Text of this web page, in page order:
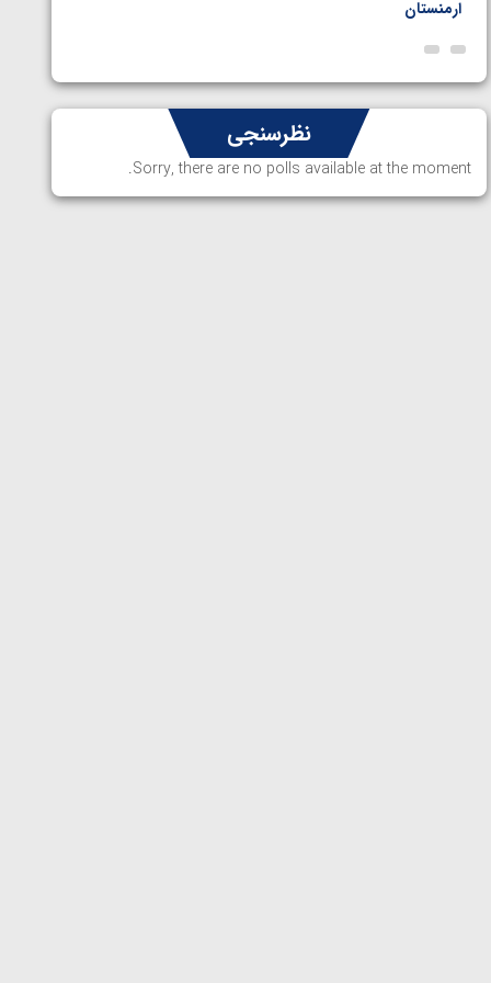
ناظم امینه
نظرسنجی
Sorry, there are no polls available at the moment.